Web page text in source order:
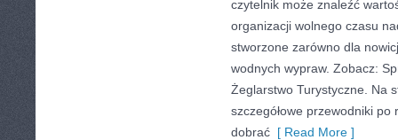
czytelnik może znaleźć
organizacji wolnego czasu
stworzone zarówno dla
wodnych wypraw. Zobacz:
Żeglarstwo Turystyczne. Na
szczegółowe przewodniki
dobrać [ Read More ]